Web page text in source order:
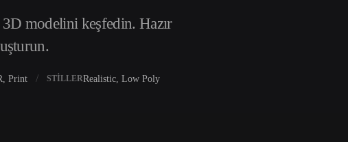
modelini keşfedin. Hazır
Print STILLERRealistic, Low Poly